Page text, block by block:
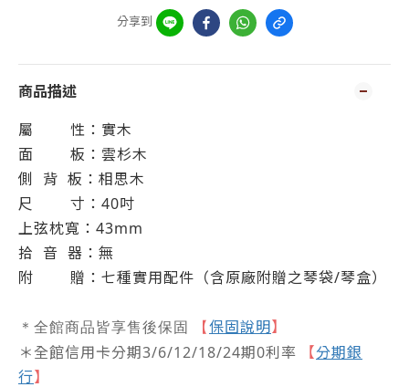
分享到
商品描述
屬
性：實木
面
板：雲杉木
側
背 板：相思木
尺
寸：40吋
上弦枕寬：43mm
拾 音 器：無
附
贈：七種實用配件（含原廠附贈之琴袋/琴盒）
＊全館商品皆享售後保固 【 保固說明】
＊全館信用卡分期3/6/12/18/24期0利率
【分期銀
行】